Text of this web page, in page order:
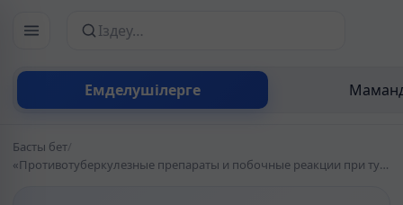
Емделушілерге
Сайттан іздеу
Басты бет/
«Противотуберкулезные препараты и побочные реакции при туберкулезе» белгісіндегі материалдар